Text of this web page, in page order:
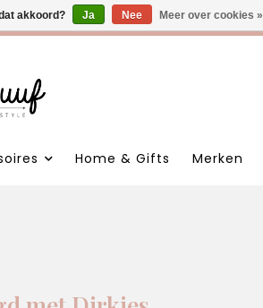
• Verzonden binnen 1-3 werkdagen
Home & Gifts Merken
akkoord? Ja Nee Meer over cookies »